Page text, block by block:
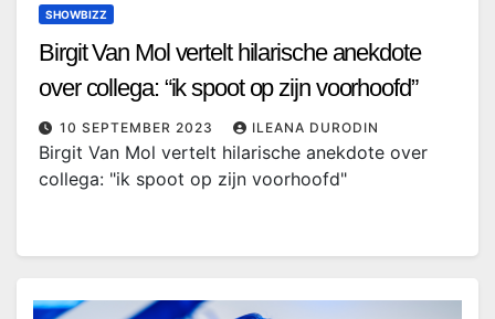
SHOWBIZZ
Birgit Van Mol vertelt hilarische anekdote
over collega: “ik spoot op zijn voorhoofd”￼
10 SEPTEMBER 2023 ILEANA DURODIN
Birgit Van Mol vertelt hilarische anekdote over
collega: "ik spoot op zijn voorhoofd"